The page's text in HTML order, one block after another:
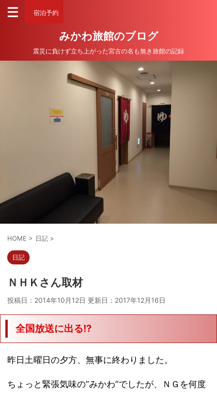
宿泊予約
みかわ旅館のブログ
震災に負けず立ち上がった宮古の名も無き旅館の記録
HOME > 日記 >
日記
ＮＨＫさん取材
投稿日：2014年10月12日 更新日： 2017年12月16日
全国放送に出る!?
昨日土曜日の夕方、無事に終わりました。
ちょっと緊張気味の”みかわ”でしたが、ＮＧを何度